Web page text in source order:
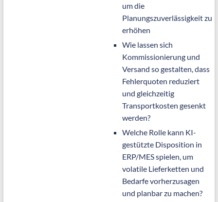
um die
Planungszuverlässigkeit zu
erhöhen
Wie lassen sich
Kommissionierung und
Versand so gestalten, dass
Fehlerquoten reduziert
und gleichzeitig
Transportkosten gesenkt
werden?
Welche Rolle kann KI-
gestützte Disposition in
ERP/MES spielen, um
volatile Lieferketten und
Bedarfe vorherzusagen
und planbar zu machen?